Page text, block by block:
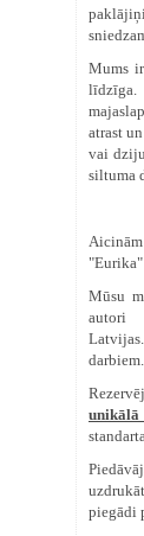
Mums
līdzīga.
atrast
vai
siltuma
Aicinām
"Eurika"
Mūsu
Latvijas.
darbiem.
piegādi